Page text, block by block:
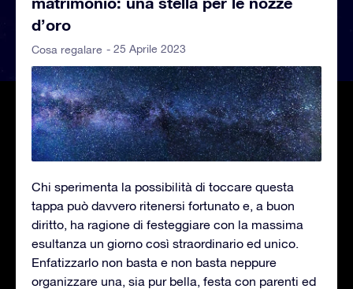
d’oro
Cosa regalare - 25 Aprile 2023
Chi sperimenta la possibilità di toccare questa
tappa può davvero ritenersi fortunato e, a buon
diritto, ha ragione di festeggiare con la massima
esultanza un giorno così straordinario ed unico.
Enfatizzarlo non basta e non basta neppure
organizzare una, sia pur bella, festa con parenti ed